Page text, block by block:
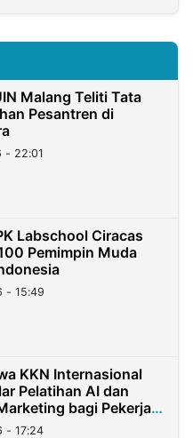
Malang Teliti Tata
Pesantren di
- 22:01
Labschool Ciracas
Pemimpin Muda
- 15:49
KKN Internasional
Pelatihan AI dan
bagi Pekerja
di Taiwan
- 17:24